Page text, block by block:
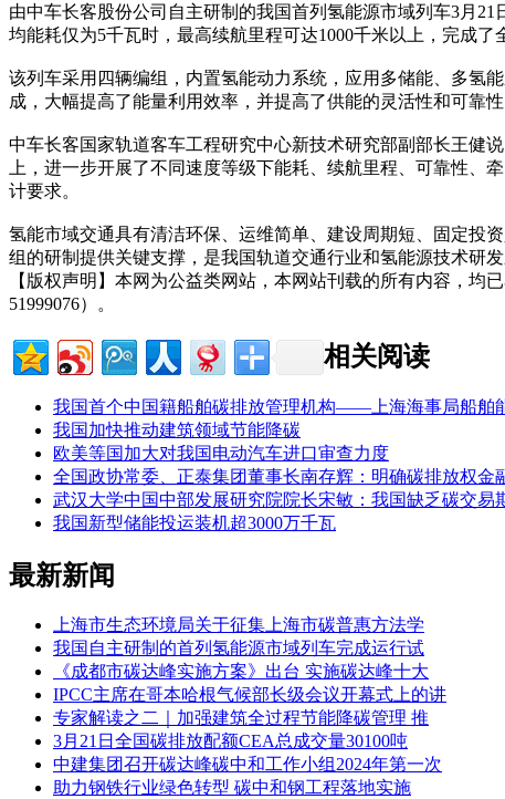
由中车长客股份公司自主研制的我国首列氢能源市域列车3月
均能耗仅为5千瓦时，最高续航里程可达1000千米以上，完成
该列车采用四辆编组，内置氢能动力系统，应用多储能、多氢
成，大幅提高了能量利用效率，并提高了供能的灵活性和可靠性
中车长客国家轨道客车工程研究中心新技术研究部副部长王健
上，进一步开展了不同速度等级下能耗、续航里程、可靠性
计要求。
氢能市域交通具有清洁环保、运维简单、建设周期短、固定投
组的研制提供关键支撑，是我国轨道交通行业和氢能源技术研
【版权声明】本网为公益类网站，本网站刊载的所有内容，均
51999076）。
相关阅读
我国首个中国籍船舶碳排放管理机构——上海海事局船舶
我国加快推动建筑领域节能降碳
欧美等国加大对我国电动汽车进口审查力度
全国政协常委、正泰集团董事长南存辉：明确碳排放权金
武汉大学中国中部发展研究院院长宋敏：我国缺乏碳交易
我国新型储能投运装机超3000万千瓦
最新新闻
上海市生态环境局关于征集上海市碳普惠方法学
我国自主研制的首列氢能源市域列车完成运行试
《成都市碳达峰实施方案》出台 实施碳达峰十大
IPCC主席在哥本哈根气候部长级会议开幕式上的讲
专家解读之二｜加强建筑全过程节能降碳管理 推
3月21日全国碳排放配额CEA总成交量30100吨
中建集团召开碳达峰碳中和工作小组2024年第一次
助力钢铁行业绿色转型 碳中和钢工程落地实施